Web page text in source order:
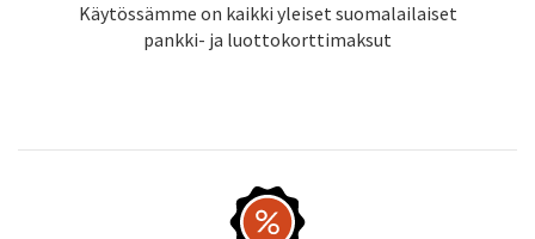
Käytössämme on kaikki yleiset suomalailaiset
pankki- ja luottokorttimaksut